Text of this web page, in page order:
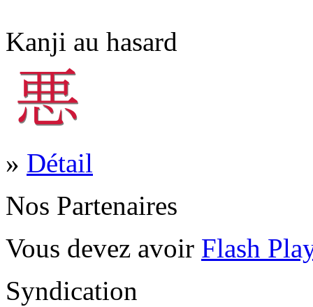
Kanji au hasard
» Détail
Nos Partenaires
Vous devez avoir Flash
Syndication